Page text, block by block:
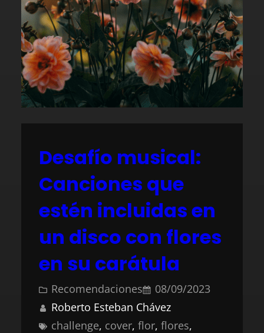
Desafío musical:
Canciones que
estén incluidas en
un disco con flores
en su carátula
Recomendaciones
08/09/2023
Roberto Esteban Chávez
challenge, cover, flor, flores